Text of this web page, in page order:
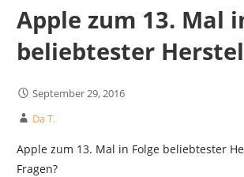
Apple zum 13. Mal
beliebtester
September 29, 2016
Da T.
Apple zum 13. Mal in Folge beliebtester
Fragen?